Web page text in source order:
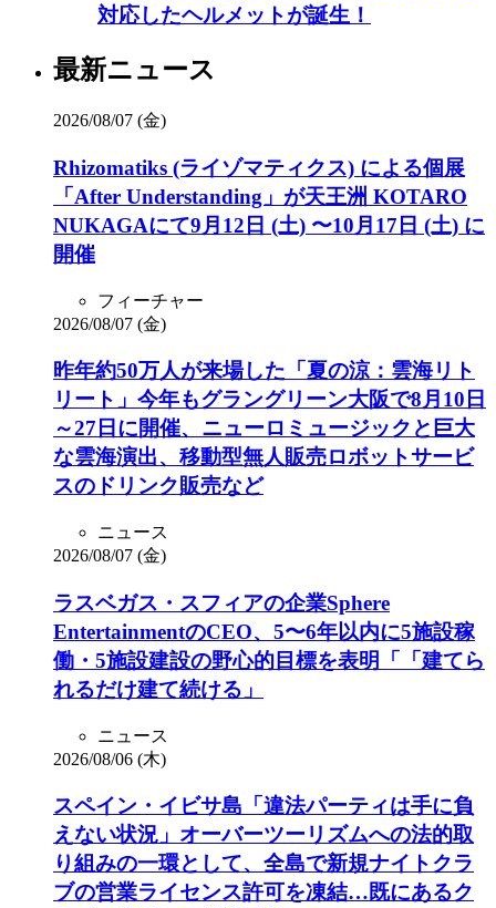
対応したヘルメットが誕生！
最新ニュース
2026/08/07 (金)
Rhizomatiks (ライゾマティクス) による個展
「After Understanding」が天王洲 KOTARO
NUKAGAにて9月12日 (土) 〜10月17日 (土) に
開催
フィーチャー
2026/08/07 (金)
昨年約50万人が来場した「夏の涼：雲海リト
リート」今年もグラングリーン大阪で8月10日
～27日に開催、ニューロミュージックと巨大
な雲海演出、移動型無人販売ロボットサービ
スのドリンク販売など
ニュース
2026/08/07 (金)
ラスベガス・スフィアの企業Sphere
EntertainmentのCEO、5〜6年以内に5施設稼
働・5施設建設の野心的目標を表明「「建てら
れるだけ建て続ける」
ニュース
2026/08/06 (木)
スペイン・イビサ島「違法パーティは手に負
えない状況」オーバーツーリズムへの法的取
り組みの一環として、全島で新規ナイトクラ
ブの営業ライセンス許可を凍結…既にあるク